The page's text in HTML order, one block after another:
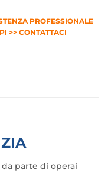
PROFESSIONALE
>> CONTATTACI
parte di operai